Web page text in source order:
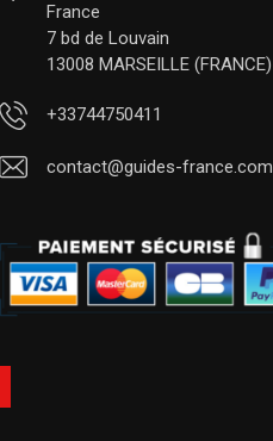
France
7 bd de Louvain
13008 MARSEILLE (FRANCE)
+33744750411
contact@guides-france.com